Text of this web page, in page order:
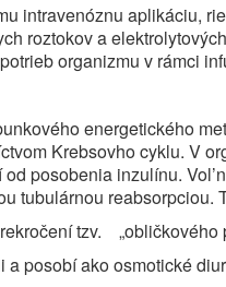
intravenóznu aplikáciu,
roztokov a
organizmu v rámci
energetického
Krebsovho cyklu. V
posobenia inzulínu.
tubulárnou
tzv. „obličkového
posobí ako osmotické